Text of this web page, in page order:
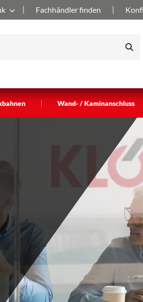
Fachhändler finden
| Wand- / Kaminanschluss